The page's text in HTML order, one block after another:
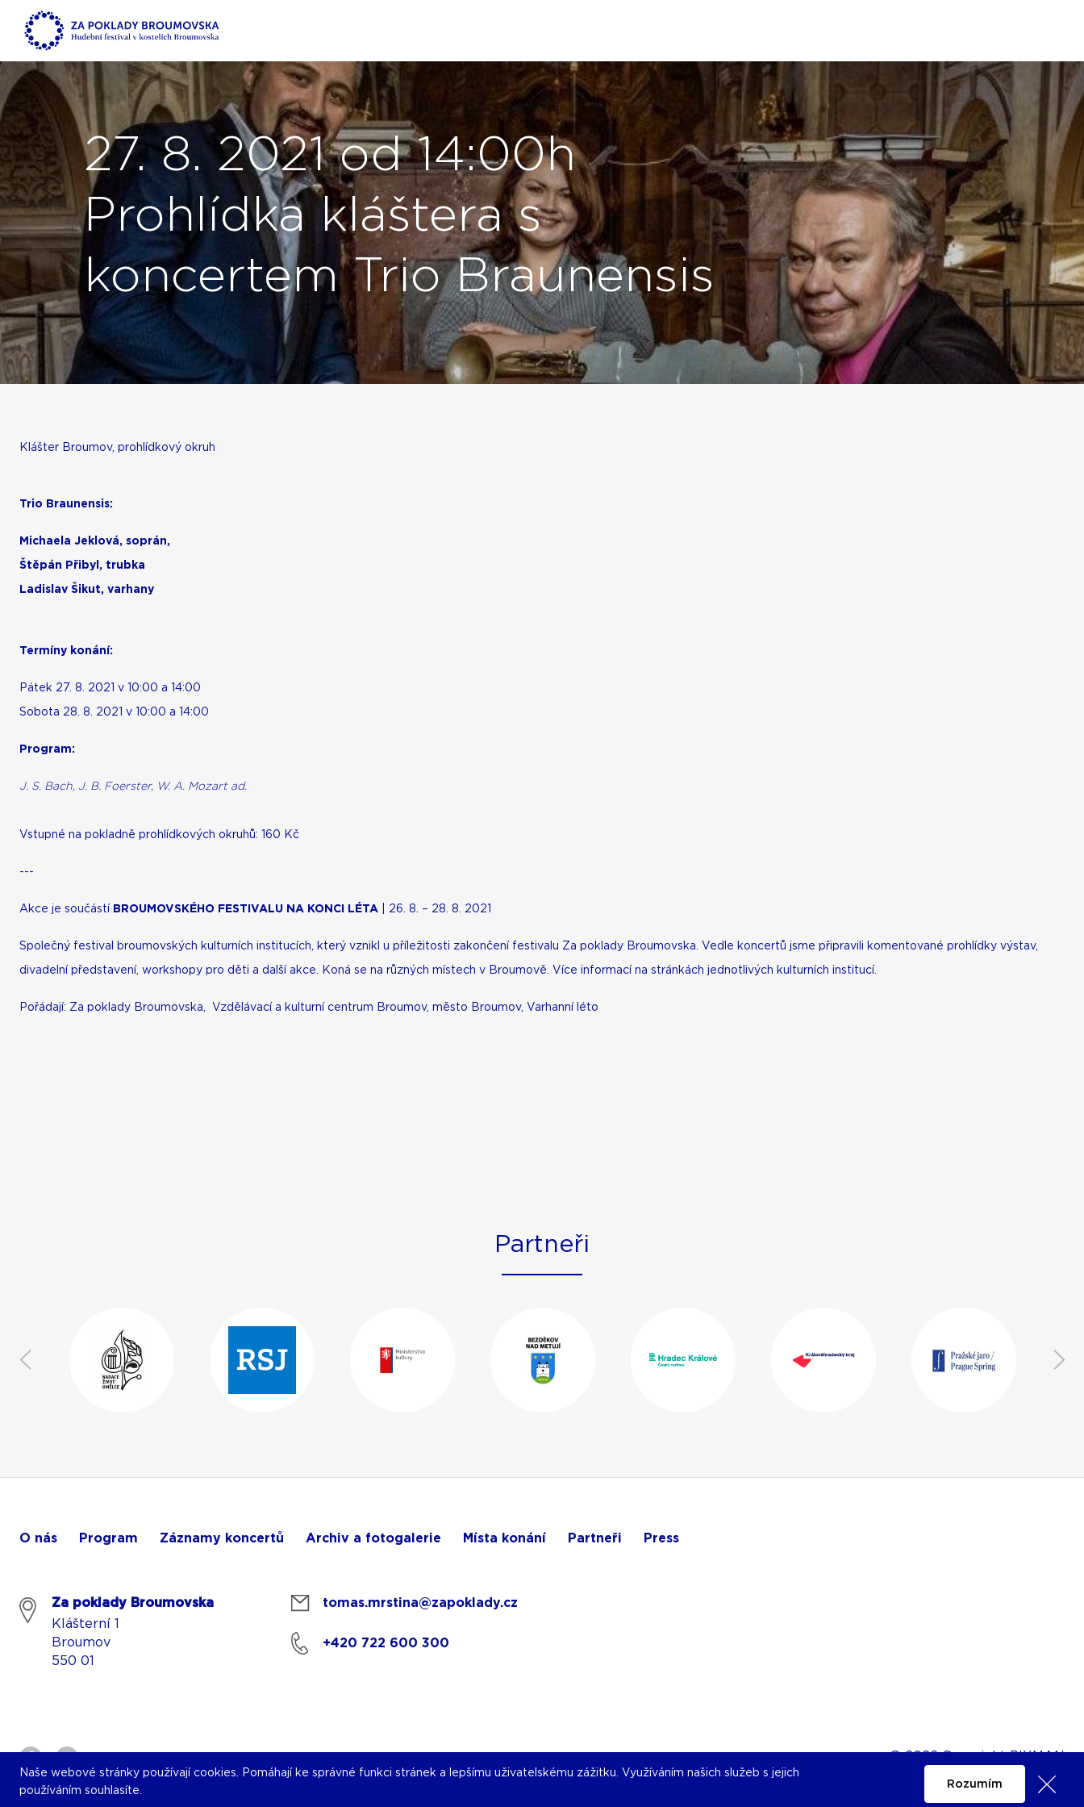
27. 8. 2021 od 14:00h
Prohlídka kláštera s
koncertem Trio Braunensis
Klášter Broumov, prohlídkový okruh
Trio Braunensis:
Michaela Jeklová, soprán,
Štěpán Přibyl, trubka
Ladislav Šikut, varhany
Termíny konání:
Pátek 27. 8. 2021 v 10:00 a 14:00
Sobota 28. 8. 2021 v 10:00 a 14:00
Program:
J. S. Bach, J. B. Foerster, W. A. Mozart ad.
Vstupné na pokladně prohlídkových okruhů: 160 Kč
---
Akce je součástí BROUMOVSKÉHO FESTIVALU NA KONCI LÉTA 26. 8. – 28. 8. 2021
Společný festival broumovských kulturních institucích, který vznikl u příležitosti zakončení festivalu Za poklady Broumovska. Vedle koncertů jsme připravili komentované prohlídky výstav,
divadelní představení, workshopy pro děti a další akce. Koná se na různých místech v Broumově. Více informací na stránkách jednotlivých kulturních institucí.
Pořádají: Za poklady Broumovska, Vzdělávací a kulturní centrum Broumov, město Broumov, Varhanní léto
Partneři
O nás Program Záznamy koncertů Archiv a fotogalerie Místa konání Partneři Press
Za poklady Broumovska
Klášterní 1
Broumov
550 01
tomas.mrstina@zapoklady.cz
+420 722 600 300
© 2026 Copyright PIXMAN
Naše webové stránky používají cookies. Pomáhají ke správné funkci stránek a lepšímu uživatelskému zážitku. Využíváním našich služeb s jejich
používáním souhlasíte.
Rozumím